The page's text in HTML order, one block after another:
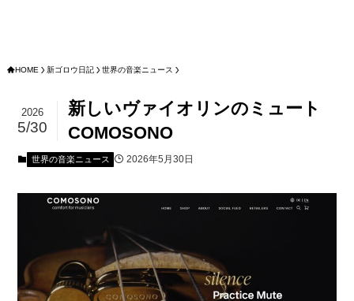
HOME 新ゴロウ日記 世界の音楽ニュース
新しいヴァイオリンのミュート
COMOSONO
2026
5/30
世界の音楽ニュース 2026年5月30日